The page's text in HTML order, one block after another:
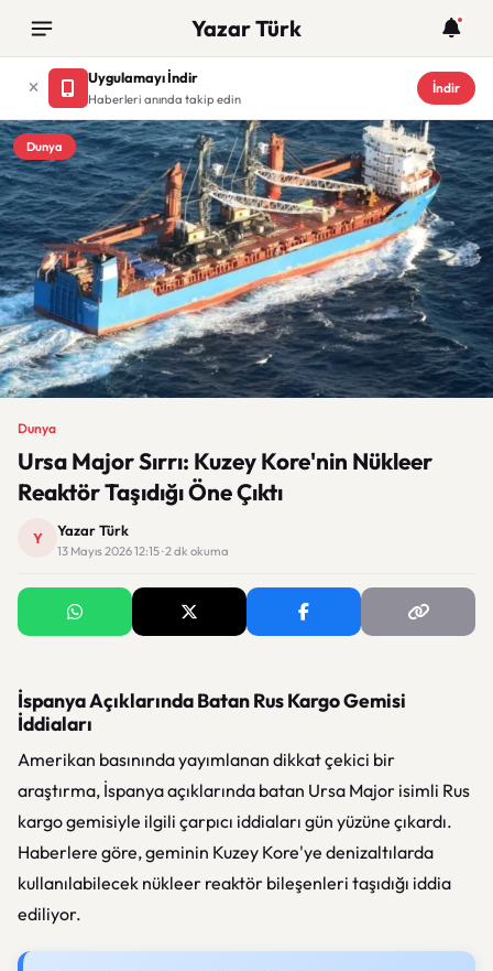
Yazar Türk
Uygulamayı İndir
Haberleri anında takip edin
İndir
Dunya
Dunya
Ursa Major Sırrı: Kuzey Kore'nin Nükleer
Reaktör Taşıdığı Öne Çıktı
Y Yazar Türk
13 Mayıs 2026 12:15 · 2 dk okuma
İspanya Açıklarında Batan Rus Kargo Gemisi
İddiaları
Amerikan basınında yayımlanan dikkat çekici bir
araştırma, İspanya açıklarında batan Ursa Major isimli Rus
kargo gemisiyle ilgili çarpıcı iddiaları gün yüzüne çıkardı.
Haberlere göre, geminin Kuzey Kore'ye denizaltılarda
kullanılabilecek nükleer reaktör bileşenleri taşıdığı iddia
ediliyor.